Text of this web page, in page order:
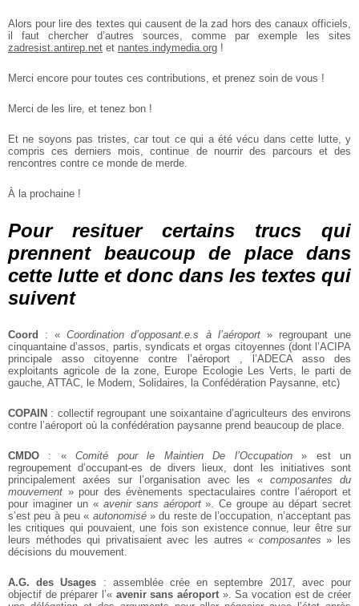
Alors pour lire des textes qui causent de la zad hors des canaux officiels,
il faut chercher d’autres sources, comme par exemple les sites
zadresist.antirep.net et nantes.indymedia.org !
Merci encore pour toutes ces contributions, et prenez soin de vous !
Merci de les lire, et tenez bon !
Et ne soyons pas tristes, car tout ce qui a été vécu dans cette lutte, y
compris ces derniers mois, continue de nourrir des parcours et des
rencontres contre ce monde de merde.
À la prochaine !
Pour resituer certains trucs qui
prennent beaucoup de place dans
cette lutte et donc dans les textes qui
suivent
Coord : «Coordination d’opposant.e.s à l’aéroport» regroupant une
cinquantaine d’assos, partis, syndicats et orgas citoyennes (dont l’ACIPA
principale asso citoyenne contre l’aéroport , l’ADECA asso des
exploitants agricole de la zone, Europe Ecologie Les Verts, le parti de
gauche, ATTAC, le Modem, Solidaires, laConfédération Paysanne, etc)
COPAIN : collectif regroupant une soixantaine d’agriculteurs des environs
contre l’aéroport où la confédération paysanne prend beaucoup de place.
CMDO : «Comité pour le Maintien De l’Occupation» est un
regroupement d’occupant-es de divers lieux, dont les initiatives sont
principalement axées surl’organisation avec les «composantes du
mouvement » pour des évènements spectaculaires contre l’aéroport et
pour imaginer un « avenir sans aéroport». Ce groupe au départ secret
s’est peu à peu « autonomisé» du reste de l’occupation, n’acceptant pas
les critiques qui pouvaient, une fois son existence connue, leur être sur
leurs méthodes qui privatisaient avec les autres « composantes » les
décisions du mouvement.
A.G. des Usages : assemblée crée en septembre 2017, avec pour
objectif de préparer l’« avenir sans aéroport ». Sa vocation est de créer